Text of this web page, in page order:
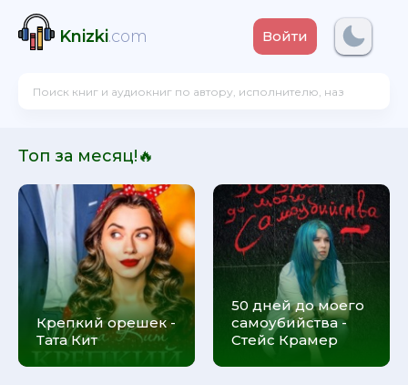
Knizki.com Войти
Топ за месяц!🔥
Крепкий орешек -
Тата Кит
50 дней до моего
самоубийства -
Стейс Крамер